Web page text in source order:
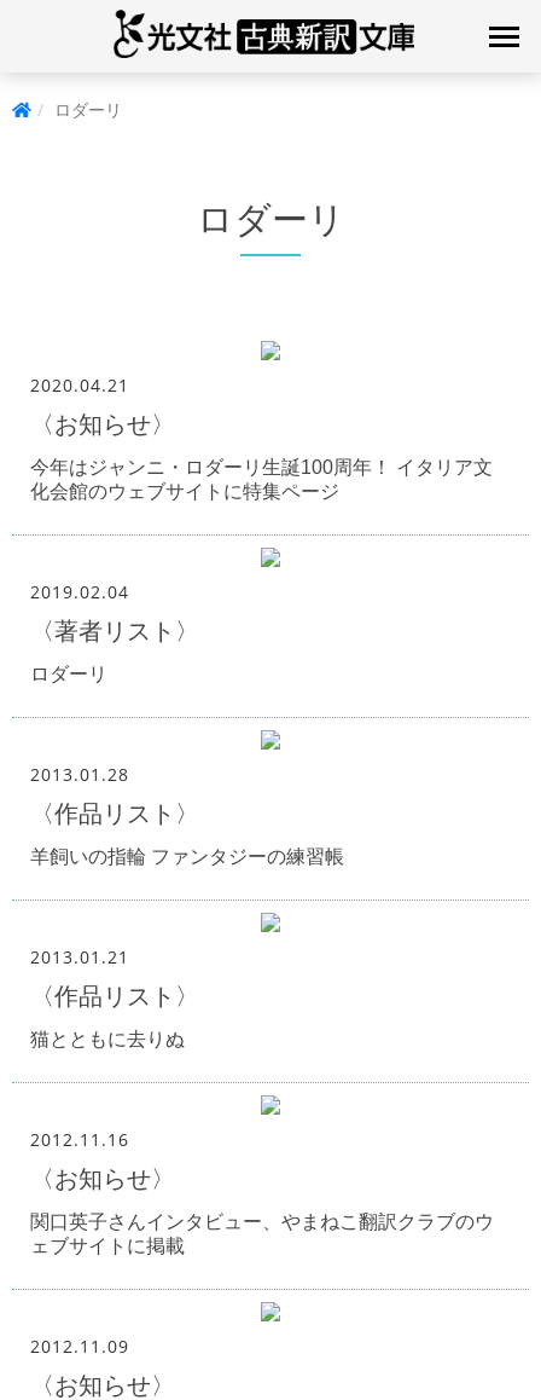
ロダーリ
ロダーリ
2020.04.21
〈お知らせ〉
今年はジャンニ・ロダーリ生誕100周年！ イタリア文
化会館のウェブサイトに特集ページ
2019.02.04
〈著者リスト〉
ロダーリ
2013.01.28
〈作品リスト〉
羊飼いの指輪 ファンタジーの練習帳
2013.01.21
〈作品リスト〉
猫とともに去りぬ
2012.11.16
〈お知らせ〉
関口英子さんインタビュー、やまねこ翻訳クラブのウ
ェブサイトに掲載
2012.11.09
〈お知らせ〉